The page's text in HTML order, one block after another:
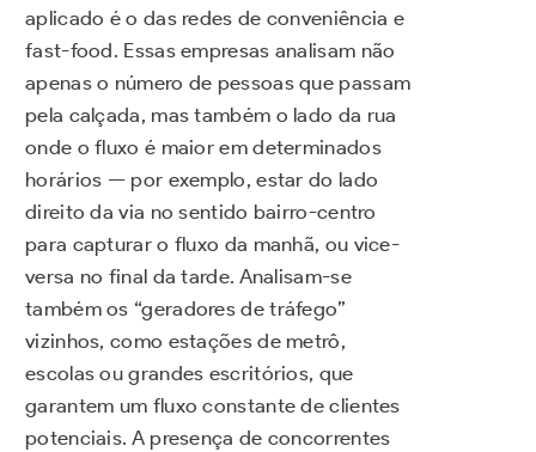
aplicado é o das redes de conveniência e
fast-food. Essas empresas analisam não
apenas o número de pessoas que passam
pela calçada, mas também o lado da rua
onde o fluxo é maior em determinados
horários — por exemplo, estar do lado
direito da via no sentido bairro-centro
para capturar o fluxo da manhã, ou vice-
versa no final da tarde. Analisam-se
também os “geradores de tráfego”
vizinhos, como estações de metrô,
escolas ou grandes escritórios, que
garantem um fluxo constante de clientes
potenciais. A presença de concorrentes